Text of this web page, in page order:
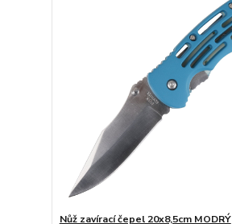
Nůž zavírací čepel 20x8,5cm MODRÝ